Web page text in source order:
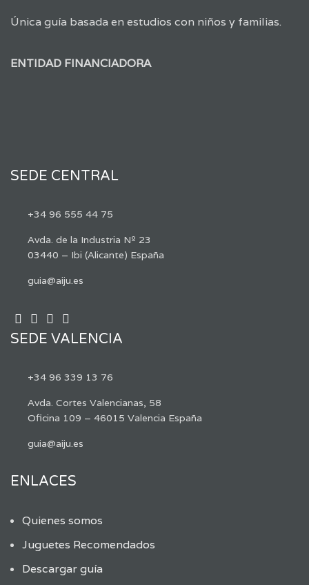
Única guía basada en estudios con niños y familias.
ENTIDAD FINANCIADORA
SEDE CENTRAL
+34 96 555 44 75
Avda. de la Industria Nº 23
03440 – Ibi (Alicante) España
guia@aiju.es
SEDE VALENCIA
+34 96 339 13 76
Avda. Cortes Valencianas, 58
Oficina 109 – 46015 Valencia España
guia@aiju.es
ENLACES
Quienes somos
Juguetes Recomendados
Descargar guía